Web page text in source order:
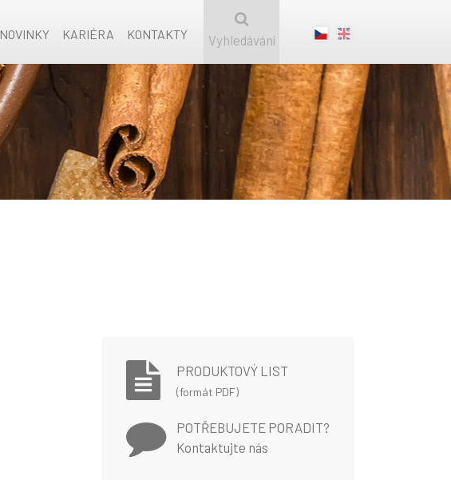
NOVINKY KARIÉRA KONTAKTY Vyhledávání
PRODUKTOVÝ LIST
(formát PDF)
POTŘEBUJETE PORADIT?
Kontaktujte nás